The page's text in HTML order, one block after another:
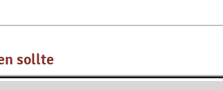
sollte